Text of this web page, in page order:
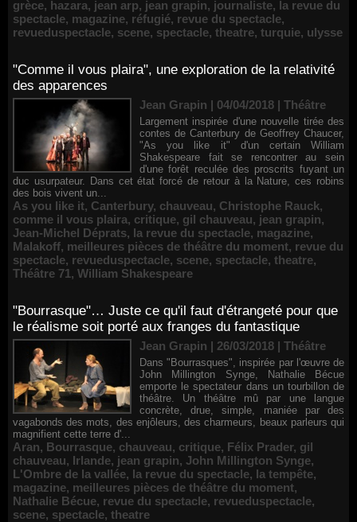
grèce, hazara, jean arp, jean grapin, journaliste, la revue du
spectacle, magazine, réfugié, revue du spectacle,
revueduspectacle, scene, spectacle, theatre, turquie, ulysse
"Comme il vous plaira", une exploration de la relativité
des apparences
Jean Grapin | 04/04/2018 | Théâtre
Largement inspirée d'une nouvelle tirée des
contes de Canterbury de Geoffrey Chaucer,
"As you like it" d'un certain William
Shakespeare fait se rencontrer au sein
d'une forêt reculée des proscrits fuyant un
duc usurpateur. Dans cet état forcé de retour à la Nature, ces robins
des bois vivent un...
As you like it, Canterbury, chauveau, Christophe Rauck,
comme il vous plaira, critique, gil chauveau, jean grapin,
Jean-Michel Déprats, la revue du spectacle, magazine,
Malakoff, meilleures pièces de théâtre du moment, revue du
spectacle, revueduspectacle, scene, spectacle, theatre,
Théâtre 71, William Shakespeare
"Bourrasque"… Juste ce qu'il faut d'étrangeté pour que
le réalisme soit porté aux franges du fantastique
Jean Grapin | 26/03/2018 | Théâtre
Dans "Bourrasques", inspirée par l'œuvre de
John Millington Synge, Nathalie Bécue
emporte le spectateur dans un tourbillon de
théâtre. Un théâtre mû par une langue
concrète, drue, simple, maniée par des
vagabonds des mots, des enjôleurs, des charmeurs, beaux parleurs qui
magnifient cette terre d'...
Aran, Bourrasque, chauveau, critique, Félix Prader, gil
chauveau, Irlande, jean grapin, John Millington Synge,
L'Ombre de la vallée, la revue du spectacle, la tempête,
magazine, meilleures pièces de théâtre du moment,
Nathalie Bécue, revue du spectacle, revueduspectacle,
scene, spectacle, theatre